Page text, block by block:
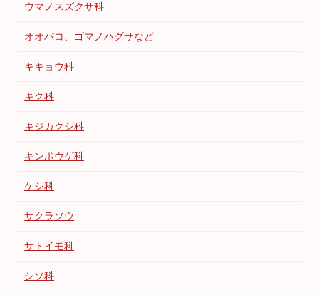
ウマノスズクサ科
オオバコ、ゴマノハグサなど
キキョウ科
キク科
キジカクシ科
キンポウゲ科
ケシ科
サクラソウ
サトイモ科
シソ科